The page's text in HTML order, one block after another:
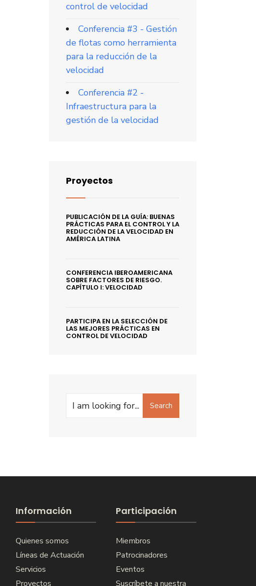
control de velocidad
Conferencia #3 - Gestión
de flotas como herramienta
para la reducción de la
velocidad
Conferencia #2 -
Infraestructura para la
gestión de la velocidad
Proyectos
PUBLICACIÓN DE LA GUÍA: BUENAS
PRÁCTICAS PARA EL CONTROL Y LA
REDUCCIÓN DE LA VELOCIDAD EN
AMÉRICA LATINA
CONFERENCIA IBEROAMERICANA
SOBRE FACTORES DE RIESGO.
CAPÍTULO I: VELOCIDAD
PARTICIPA EN LA SELECCIÓN DE
LAS MEJORES PRÁCTICAS EN
CONTROL DE VELOCIDAD
Search
Search
Información
Quienes somos
Líneas de Actuación
Servicios
Proyectos
Participación
Miembros
Patrocinadores
Eventos
Suscríbete a nuestra